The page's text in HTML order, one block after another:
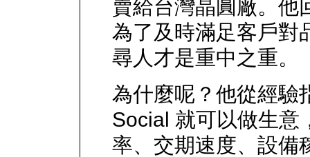
賣給台灣晶圓廠。他
為了及時滿足客戶對
尋人才是重中之重。
為什麼呢？他從經驗
Social 就可以做生意
率、交期速度、設備